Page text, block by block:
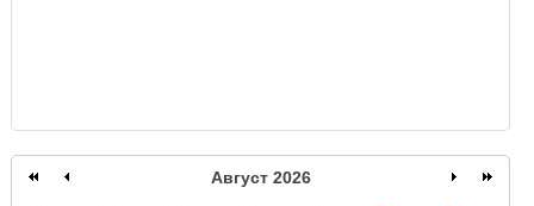
Август 2026